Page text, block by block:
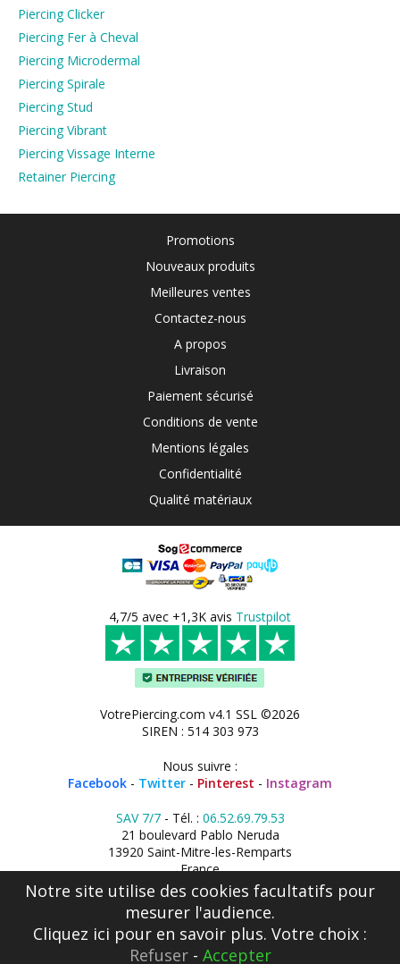
Piercing Clicker
Piercing Fer à Cheval
Piercing Microdermal
Piercing Spirale
Piercing Stud
Piercing Vibrant
Piercing Vissage Interne
Retainer Piercing
Promotions
Nouveaux produits
Meilleures ventes
Contactez-nous
A propos
Livraison
Paiement sécurisé
Conditions de vente
Mentions légales
Confidentialité
Qualité matériaux
4,7/5 avec +1,3K avis Trustpilot
VotrePiercing.com v4.1 SSL ©2026
SIREN : 514 303 973
Nous suivre :
Facebook - Twitter - Pinterest - Instagram
SAV 7/7- Tél. : 06.52.69.79.53
21 boulevard Pablo Neruda
13920 Saint-Mitre-les-Remparts
France
Notre site utilise des cookies facultatifs pour
mesurer l'audience.
Cliquez ici pour en savoir plus. Votre choix :
Refuser- Accepter